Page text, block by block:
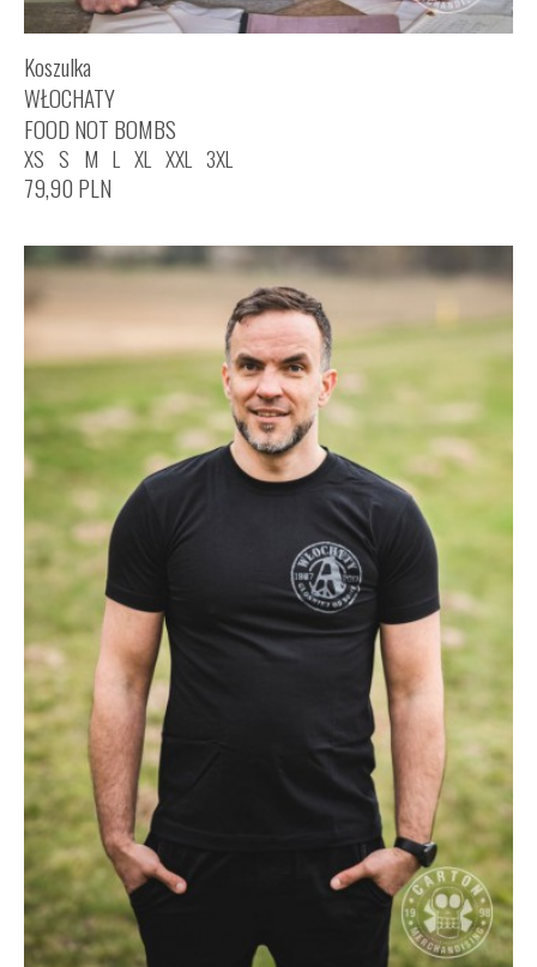
Koszulka
WŁOCHATY
FOOD NOT BOMBS
XS S M L XL XXL 3XL
79,90 PLN